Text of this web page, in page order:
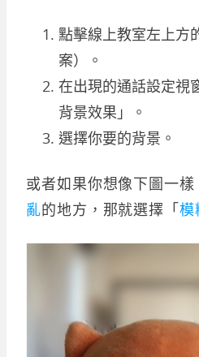
點擊線上教室左上方
案）。
在出現的通話設定視
背景效果」。
選擇你要的背景。
或者如果你想像下圖一
亂的地方，那就選擇「模